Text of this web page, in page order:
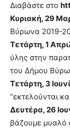
Διαβάστε στο
Κυριακή, 29
Βύρωνα 2019-
Τετάρτη, 1
ύλης στην
του Δήμου
Τετάρτη, 3
“εκτελούνται
Δευτέρα, 26
βάζουμε μυαλό